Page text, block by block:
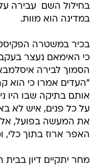
בחילול השם  עבירה
במדינה הוא מוות.
בכיר במשטרה
כי האימאם נעצר
הסמוך לבירה
"העדים אמרו כי הוא
אותם בתיקה שבו היו
על כל פנים, איש לא
את המעשה בפועל,
האפר ארוז בתוך
מחר יתקיים דיון